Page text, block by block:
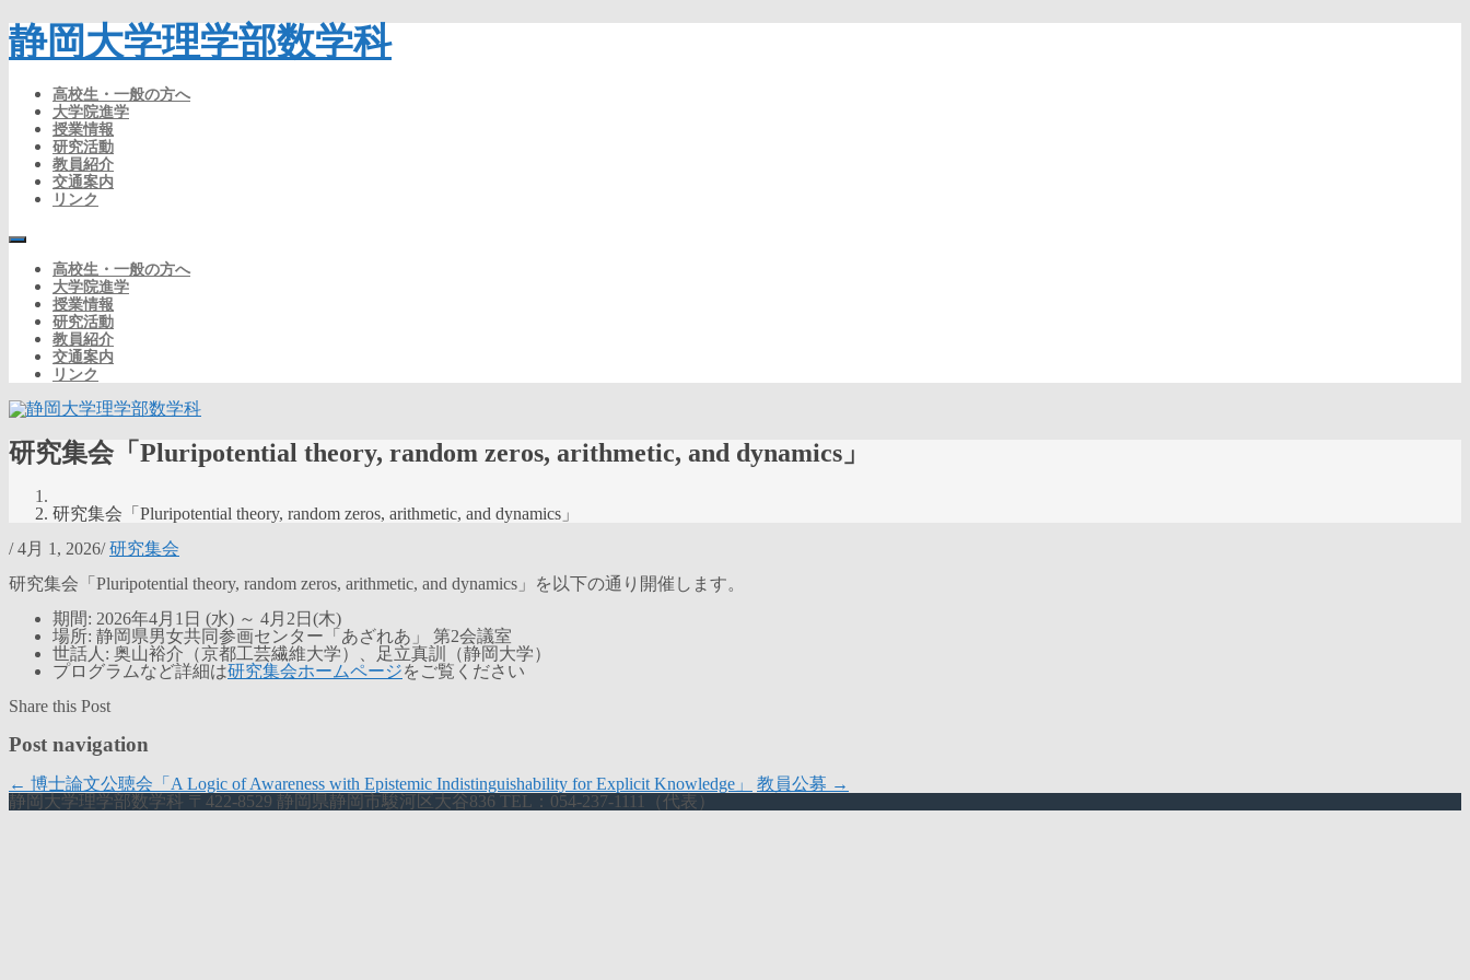
静岡大学理学部数学科
高校生・一般の方へ
大学院進学
授業情報
研究活動
教員紹介
交通案内
リンク
高校生・一般の方へ
大学院進学
授業情報
研究活動
教員紹介
交通案内
リンク
研究集会「Pluripotential theory, random zeros, arithmetic, and dynamics」
研究集会「Pluripotential theory, random zeros, arithmetic, and dynamics」
/ 4月 1, 2026/ 研究集会
研究集会「Pluripotential theory, random zeros, arithmetic, and dynamics」を以下の通り開催します。
期間: 2026年4月1日 (水) ～ 4月2日(木)
場所: 静岡県男女共同参画センター「あざれあ」 第2会議室
世話人: 奥山裕介（京都工芸繊維大学）、足立真訓（静岡大学）
プログラムなど詳細は研究集会ホームページをご覧ください
Share this Post
Post navigation
← 博士論文公聴会「A Logic of Awareness with Epistemic Indistinguishability for Explicit Knowledge」 教員公募 →
静岡大学理学部数学科 〒422-8529 静岡県静岡市駿河区大谷836 TEL：054-237-1111（代表）